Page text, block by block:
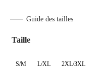
Guide des tailles
Taille
S/M L/XL 2XL/3XL